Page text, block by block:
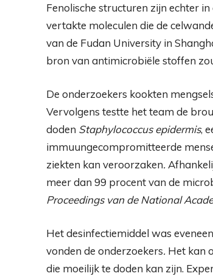
Fenolische structuren zijn echter
vertakte moleculen die de
van de Fudan University in
bron van antimicrobiële stoffen
De onderzoekers kookten
Vervolgens testte het team de
doden Staphylococcus epidermis,
immuungecompromitteerde
ziekten kan veroorzaken.
meer dan 99 procent van de
Proceedings van de National
Het desinfectiemiddel was
vonden de onderzoekers. Het kan
die moeilijk te doden kan zijn.